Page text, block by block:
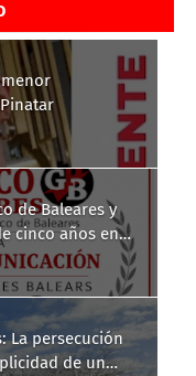
menor
de Baleares y
cinco años en
de les Illes
La persecución
de un